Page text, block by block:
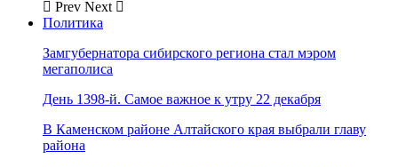
Prev Next
Политика
Замгубернатора сибирского региона стал мэром
мегаполиса
День 1398-й. Самое важное к утру 22 декабря
В Каменском районе Алтайского края выбрали главу
района